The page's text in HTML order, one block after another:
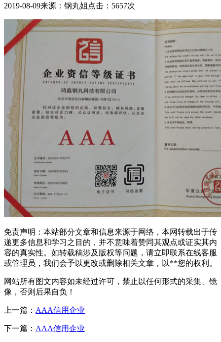
2019-08-09来源：钢丸姐 点击：5657次
免责声明：本站部分文章和信息来源于网络，本网转载出于传
递更多信息和学习之目的，并不意味着赞同其观点或证实其内
容的真实性。如转载稿涉及版权等问题，请立即联系在线客服
或管理员，我们会予以更改或删除相关文章，以**您的权利。
网站所有图文内容如未经过许可，禁止以任何形式的采集、镜
像，否则后果自负！
上一篇： AAA信用企业
下一篇： AAA信用企业